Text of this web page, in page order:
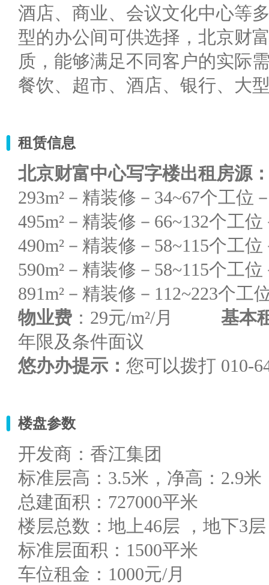
酒店、商业、会议文化中心等
型的办公间可供选择，北京财
质，能够满足不同客户的实际
餐饮、超市、酒店、银行、大
租赁信息
北京财富中心写字楼出租房源
293m²－精装修－34~67个工位
495m²－精装修－66~132个工位
490m²－精装修－58~115个工位
590m²－精装修－58~115个工位
891m²－精装修－112~223个工
物业费 ：29元/m²/月 基本
年限及条件面议
悠办办提示： 您可以拨打 010-
楼盘参数
开发商：香江集团
标准层高：3.5米，净高：2.9
总建面积：727000平米
楼层总数：地上46层 ，地下3层
标准层面积：1500平米
车位租金：1000元/月